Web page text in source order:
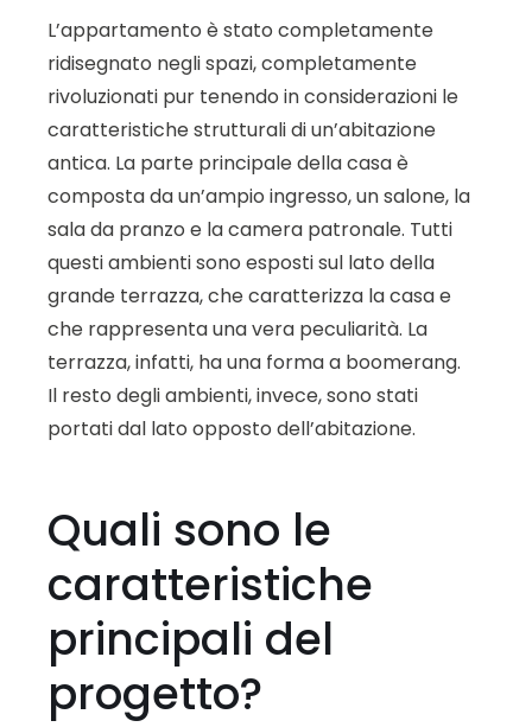
L’appartamento è stato completamente
ridisegnato negli spazi, completamente
rivoluzionati pur tenendo in considerazioni le
caratteristiche strutturali di un’abitazione
antica. La parte principale della casa è
composta da un’ampio ingresso, un salone, la
sala da pranzo e la camera patronale. Tutti
questi ambienti sono esposti sul lato della
grande terrazza, che caratterizza la casa e
che rappresenta una vera peculiarità. La
terrazza, infatti, ha una forma a boomerang.
Il resto degli ambienti, invece, sono stati
portati dal lato opposto dell’abitazione.
Quali sono le
caratteristiche
principali del
progetto?